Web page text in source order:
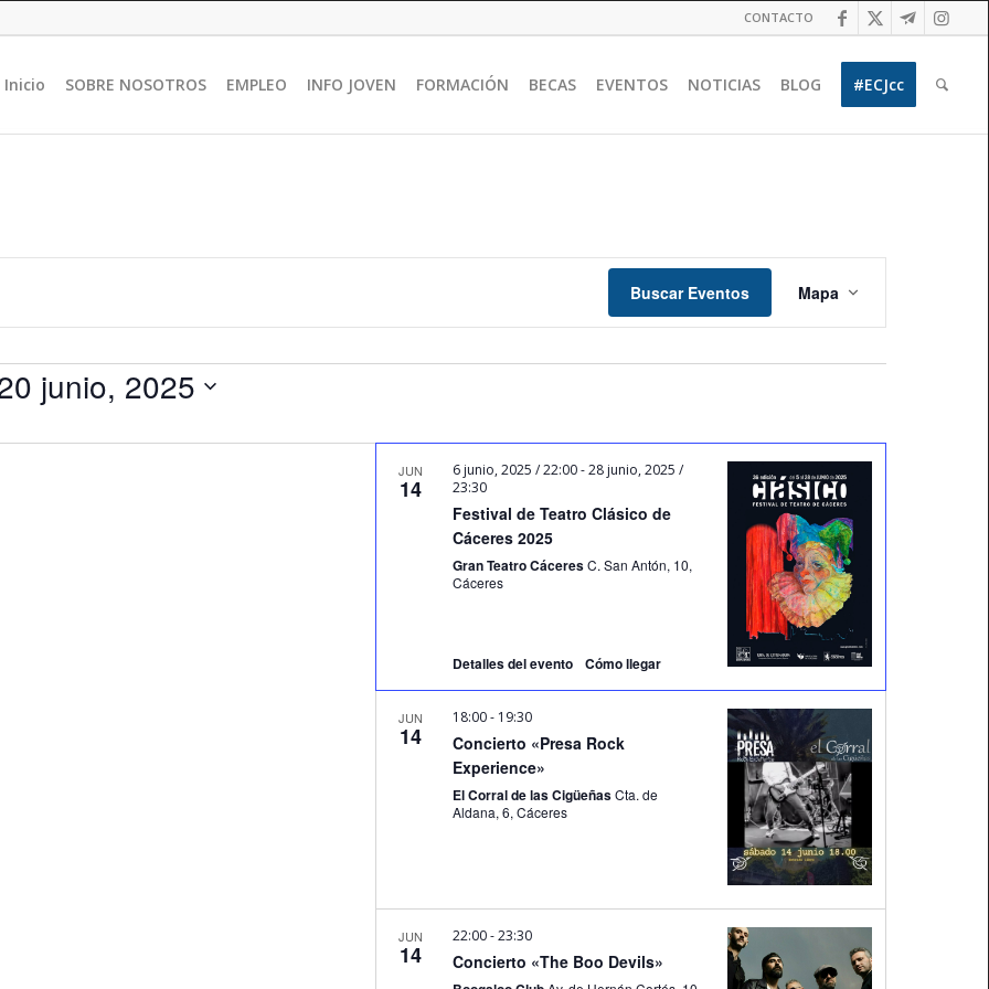
CONTACTO
Inicio SOBRE NOSOTROS EMPLEO INFO JOVEN FORMACIÓN BECAS EVENTOS NOTICIAS BLOG #ECJcc
Buscar Eventos
de
Evento
Mapa
junio, 2025
JUN
14
Festival de Teatro Clásico de
Cáceres 2025
6 junio, 2025 / 22:00-28 junio, 2025 /
23:30
Gran Teatro CáceresC. San Antón, 10,
Cáceres
Detalles del evento Cómo llegar
JUN
14
Concierto «Presa Rock
Experience»
18:00- 19:30
El Corral de las CigüeñasCta. de
Aldana, 6, Cáceres
JUN
14 Concierto «The Boo Devils»
22:00-23:30